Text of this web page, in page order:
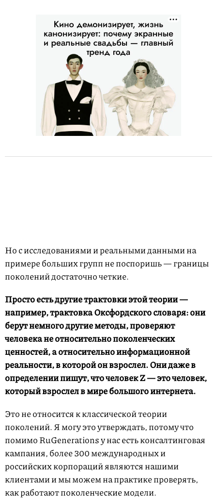
Но с исследованиями и реальными данными на
примере больших групп не поспоришь — границы
поколений достаточно четкие.
Просто есть другие трактовки этой теории —
например, трактовка Оксфордского словаря: они
берут немного другие методы, проверяют
человека не относительно поколенческих
ценностей, а относительно информационной
реальности, в которой он взрослел. Они даже в
определении пишут, что человек Z — это человек,
который взрослел в мире большого интернета.
Это не относится к классической теории
поколений. Я могу это утверждать, потому что
помимо RuGenerations у нас есть консалтинговая
кампания, более 300 международных и
российских корпораций являются нашими
клиентами и мы можем на практике проверять,
как работают поколенческие модели.